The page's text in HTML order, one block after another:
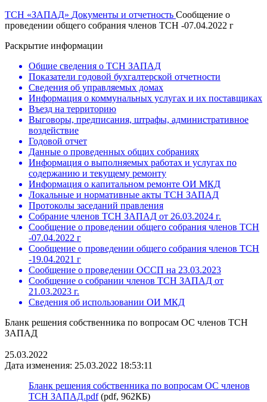
ТСН «ЗАПАД» Документы и отчетность Сообщение о
проведении общего собрания членов ТСН -07.04.2022 г
Раскрытие информации
Общие сведения о ТСН ЗАПАД
Показатели годовой бухгалтерской отчетности
Сведения об управляемых домах
Информация о коммунальных услугах и их поставщиках
Въезд на территорию
Выговоры, предписания, штрафы, административное
воздействие
Годовой отчет
Данные о проведенных общих собраниях
Информация о выполняемых работах и услугах по
содержанию и текущему ремонту
Информация о капитальном ремонте ОИ МКД
Локальные и нормативные акты ТСН ЗАПАД
Протоколы заседаний правления
Собрание членов ТСН ЗАПАД от 26.03.2024 г.
Сообщение о проведении общего собрания членов ТСН
-07.04.2022 г
Сообщение о проведении общего собрания членов ТСН
-19.04.2021 г
Сообщение о проведении ОССП на 23.03.2023
Сообщение о собрании членов ТСН ЗАПАД от
21.03.2023 г.
Сведения об использовании ОИ МКД
Бланк решения собственника по вопросам ОС членов ТСН
ЗАПАД
25.03.2022
Дата изменения: 25.03.2022 18:53:11
Бланк решения собственника по вопросам ОС членов
ТСН ЗАПАД.pdf(pdf, 962КБ)